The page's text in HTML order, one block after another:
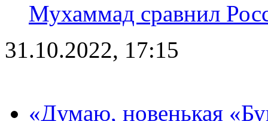
Мухаммад сравнил
31.10.2022, 17:15
«Думаю, новенькая